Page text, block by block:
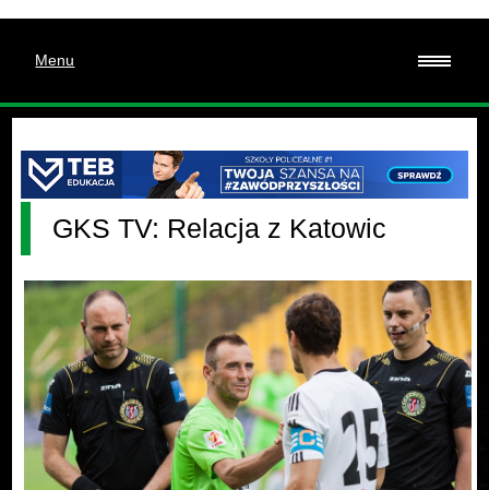
Menu
GKS TV: Relacja z Katowic